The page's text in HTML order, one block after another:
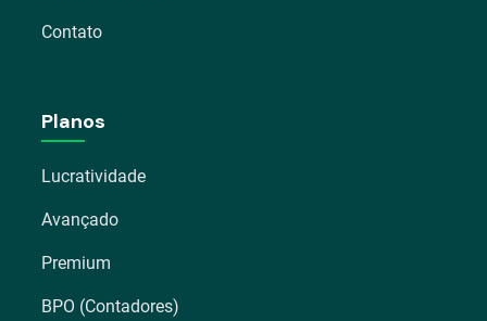
Contato
Planos
Lucratividade
Avançado
Premium
BPO (Contadores)